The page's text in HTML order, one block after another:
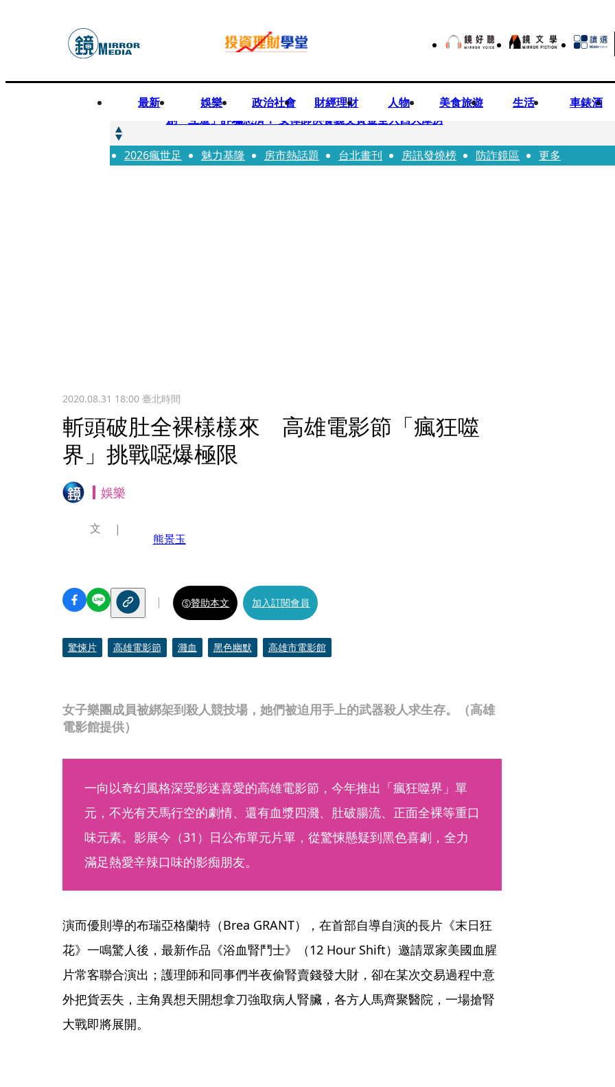
最新 娛樂 政治社會 財經理財 人物 美食旅遊 生活 車錶酒
快訊
創「互道」詐騙慈濟！ 女律師供養義父黃金全入四大庫房
快訊
前時力黨魁表態「反對刪公視預算」 盼在野三思：改凍結處理受質疑項目
2026瘋世足 魅力基隆 房市熱話題 台北畫刊 房訊發燒榜 防詐鏡區 更多
2020.08.31 18:00臺北時間
斬頭破肚全裸樣樣來 高雄電影節「瘋狂噬
界」挑戰噁爆極限
娛樂
女子樂團成員被綁架到殺人競技場，她們被迫用手上的武器殺人求生存。（高雄
電影館提供）
文
熊景玉
贊助本文 加入訂閱會員
驚悚片 高雄電影節 濺血 黑色幽默 高雄市電影館
一向以奇幻風格深受影迷喜愛的高雄電影節，今年推出「瘋狂噬界」單
元，不光有天馬行空的劇情、還有血漿四濺、肚破腸流、正面全裸等重口
味元素。影展今（31）日公布單元片單，從驚悚懸疑到黑色喜劇，全力
滿足熱愛辛辣口味的影痴朋友。
演而優則導的布瑞亞格蘭特（Brea GRANT），在首部自導自演的長片《末日狂
花》一鳴驚人後，最新作品《浴血腎鬥士》（12 Hour Shift）邀請眾家美國血腥
片常客聯合演出；護理師和同事們半夜偷腎賣錢發大財，卻在某次交易過程中意
外把貨丟失，主角異想天開想拿刀強取病人腎臟，各方人馬齊聚醫院，一場搶腎
大戰即將展開。